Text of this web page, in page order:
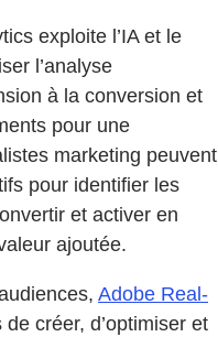
exploite l’IA et le
l’analyse
à la conversion et
pour une
marketing peuvent
pour identifier les
et activer en
ajoutée.
Adobe Real-
créer, d’optimiser et